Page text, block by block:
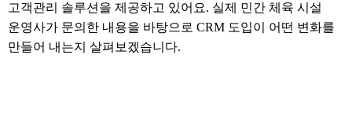
고객관리 솔루션을 제공하고 있어요. 실제 민간 체육 시설
운영사가 문의한 내용을 바탕으로 CRM 도입이 어떤 변화를
만들어 내는지 살펴보겠습니다.